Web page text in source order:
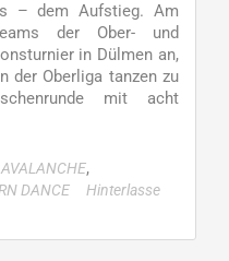
– dem Aufstieg. Am
der Ober- und
in Dülmen an,
der Oberliga tanzen zu
mit acht
AVALANCHE,
DANCE
Hinterlasse